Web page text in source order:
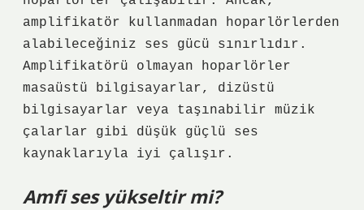
amplifikatör kullanmadan hoparlörlerden
alabileceğiniz ses gücü sınırlıdır.
Amplifikatörü olmayan hoparlörler
masaüstü bilgisayarlar, dizüstü
bilgisayarlar veya taşınabilir müzik
çalarlar gibi düşük güçlü ses
kaynaklarıyla iyi çalışır.
Amfi ses yükseltir mi?